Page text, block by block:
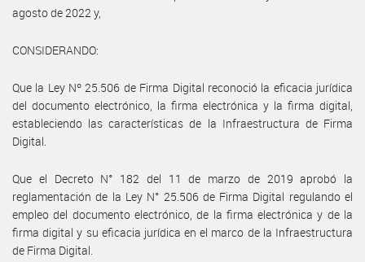
agosto de 2022 y,
CONSIDERANDO:
Que la Ley Nº 25.506 de Firma Digital reconoció la eficacia jurídica
del documento electrónico, la firma electrónica y la firma digital,
estableciendo las características de la Infraestructura de Firma
Digital.
Que el Decreto N° 182 del 11 de marzo de 2019 aprobó la
reglamentación de la Ley N° 25.506 de Firma Digital regulando el
empleo del documento electrónico, de la firma electrónica y de la
firma digital y su eficacia jurídica en el marco de la Infraestructura
de Firma Digital.